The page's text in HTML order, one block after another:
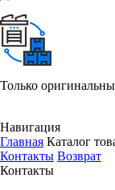
Только
Навигация
Главная Каталог
Контакты Возврат
Контакты